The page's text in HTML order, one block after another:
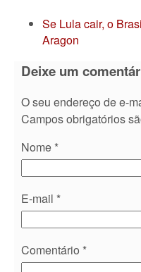
Se Lula cair, o
Aragon
Deixe um
O seu endereço de e-
Campos obrigatórios
Nome *
E-mail *
Comentário *